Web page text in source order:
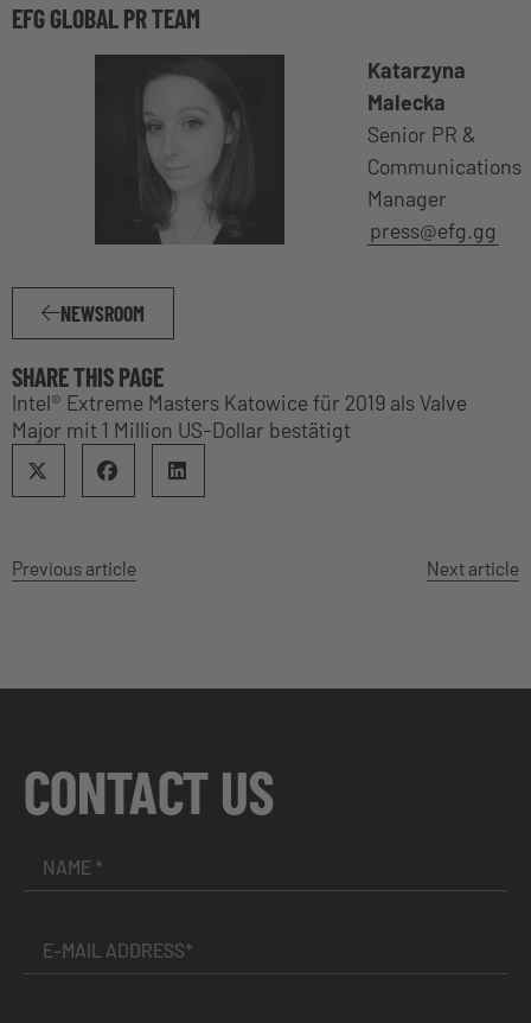
EFG GLOBAL PR TEAM
Katarzyna
Malecka
Senior PR &
Communications
Manager
press@efg.gg
NEWSROOM
SHARE THIS PAGE
Intel® Extreme Masters Katowice für 2019 als Valve
Major mit 1 Million US-Dollar bestätigt
Previous article Next article
CONTACT US